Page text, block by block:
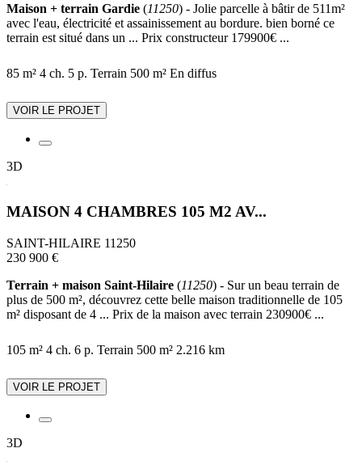
Maison + terrain Gardie (11250) - Jolie parcelle à bâtir de 511m²
avec l'eau, électricité et assainissement au bordure. bien borné ce
terrain est situé dans un ... Prix constructeur 179900€ ...
85 m² 4 ch. 5 p. Terrain 500 m² En diffus
VOIR LE PROJET
3D
MAISON 4 CHAMBRES 105 M2 AV...
SAINT-HILAIRE 11250
230 900 €
Terrain + maison Saint-Hilaire (11250) - Sur un beau terrain de
plus de 500 m², découvrez cette belle maison traditionnelle de 105
m² disposant de 4 ... Prix de la maison avec terrain 230900€ ...
105 m² 4 ch. 6 p. Terrain 500 m² 2.216 km
VOIR LE PROJET
3D